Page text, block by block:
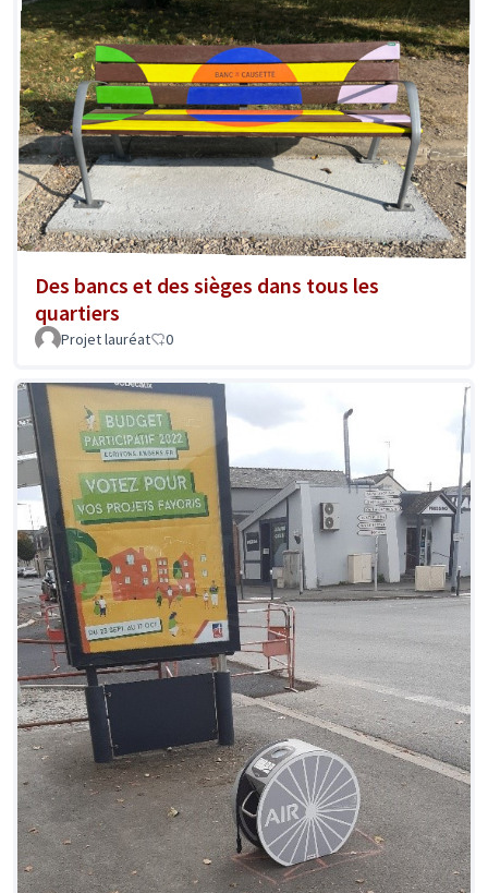
Des bancs et des sièges dans tous les
quartiers
Projet lauréat 0